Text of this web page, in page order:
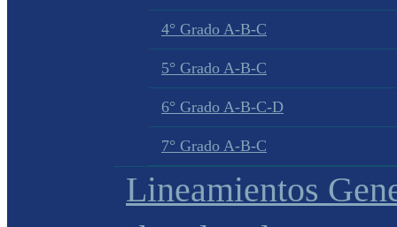
4° Grado A-B-C
5° Grado A-B-C
6° Grado A-B-C-D
7° Grado A-B-C
Lineamientos